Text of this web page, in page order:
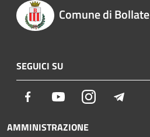
Comune di Bollate
SEGUICI SU
Facebook YoutubeInstagram
AMMINISTRAZIONE